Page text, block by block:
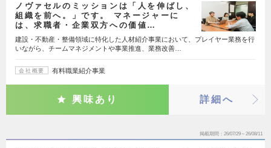
ノヴァセルのミッションは「人を伸ばし、
組織を前へ。」です。 マネージャーに
は、求職者・企業双方への価値…
建設・不動産・整備領域に特化した人材紹介事業において、プレイヤー業務を行
いながら、チームマネジメントや事業推進、業務改善…
会社概要 有料職業紹介事業
興味あり 詳細へ
掲載期間 26/07/29～26/08/11